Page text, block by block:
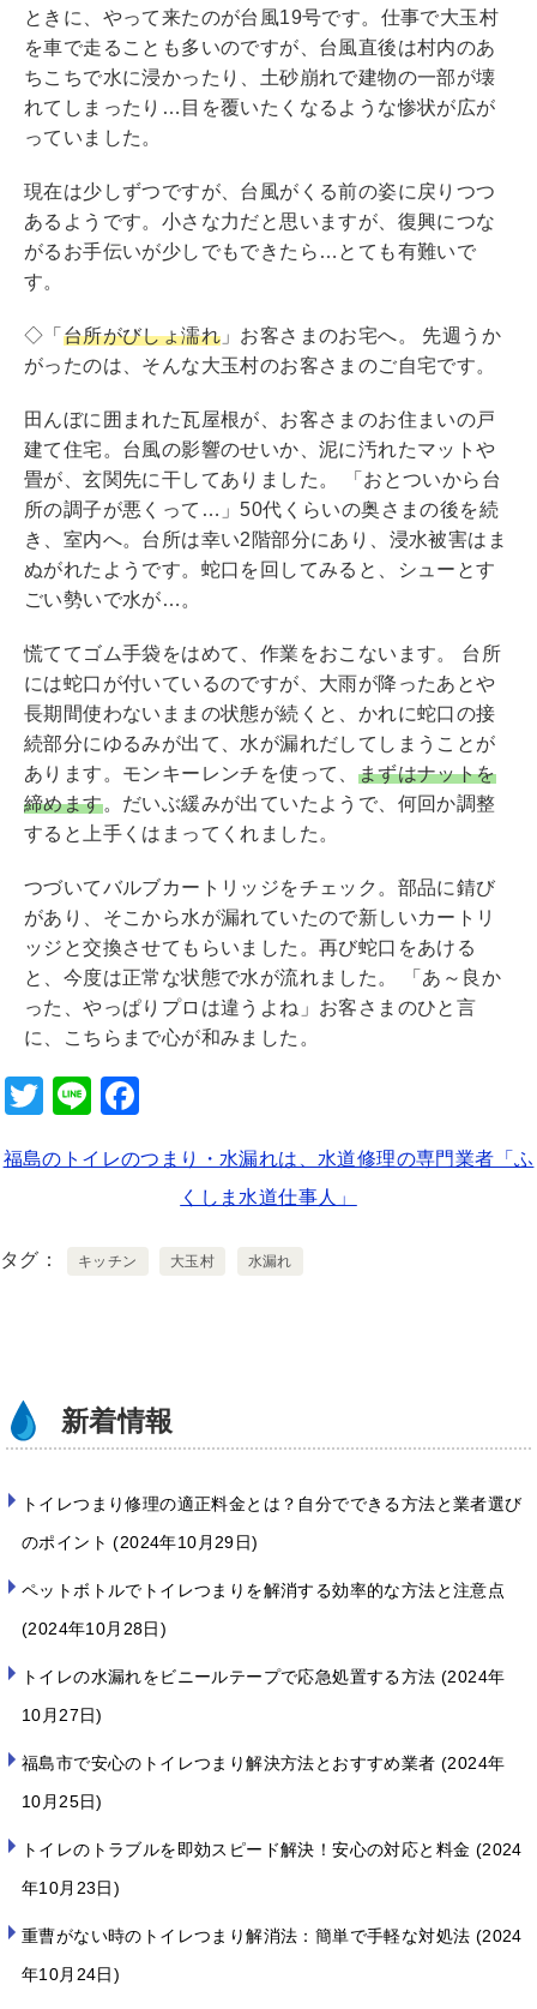
ときに、やって来たのが台風19号です。仕事で大玉村
を車で走ることも多いのですが、台風直後は村内のあ
ちこちで水に浸かったり、土砂崩れで建物の一部が壊
れてしまったり…目を覆いたくなるような惨状が広が
っていました。
現在は少しずつですが、台風がくる前の姿に戻りつつ
あるようです。小さな力だと思いますが、復興につな
がるお手伝いが少しでもできたら…とても有難いで
す。
◇「 台所がびしょ濡れ 」お客さまのお宅へ。 先週うか
がったのは、そんな大玉村のお客さまのご自宅です。
田んぼに囲まれた瓦屋根が、お客さまのお住まいの戸
建て住宅。台風の影響のせいか、泥に汚れたマットや
畳が、玄関先に干してありました。 「おとついから台
所の調子が悪くって…」50代くらいの奥さまの後を続
き、室内へ。台所は幸い2階部分にあり、浸水被害はま
ぬがれたようです。蛇口を回してみると、シューとす
ごい勢いで水が…。
慌ててゴム手袋をはめて、作業をおこないます。 台所
には蛇口が付いているのですが、大雨が降ったあとや
長期間使わないままの状態が続くと、かれに蛇口の接
続部分にゆるみが出て、水が漏れだしてしまうことが
あります。モンキーレンチを使って、 まずはナットを
締めます。だいぶ緩みが出ていたようで、何回か調整
すると上手くはまってくれました。
つづいてバルブカートリッジをチェック。部品に錆び
があり、そこから水が漏れていたので新しいカートリ
ッジと交換させてもらいました。再び蛇口をあける
と、今度は正常な状態で水が流れました。 「あ～良か
った、やっぱりプロは違うよね」お客さまのひと言
に、こちらまで心が和みました。
T
tt
Li
e c
福島のトイレのつまり・水漏れは、水道修理の専門業者「ふ
くしま水道仕事人」
タグ キッチン 大玉村 水漏れ
新着情報
トイレつまり修理の適正料金とは？自分でできる方法と業者選び
のポイント 2024年10月29日
ペットボトルでトイレつまりを解消する効率的な方法と注意点
2024年10月28日
トイレの水漏れをビニールテープで応急処置する方法
2024年
10月27日
福島市で安心のトイレつまり解決方法とおすすめ業者
2024年
10月25日
トイレのトラブルを即効スピード解決！安心の対応と料金
2024
年10月23日
重曹がない時のトイレつまり解消法：簡単で手軽な対処法
2024
年10月24日